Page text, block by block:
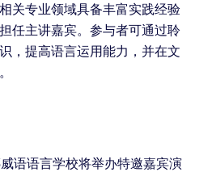
关专业领域具备丰富实践经验
任主讲嘉宾。参与者可通过聆
，提高语言运用能力，并在文
语语言学校将举办特邀嘉宾演